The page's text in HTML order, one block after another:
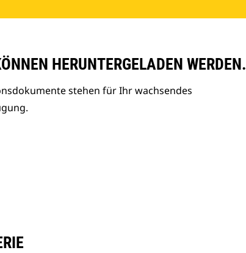
HERUNTERGELADEN WERDEN.
stehen für Ihr wachsendes